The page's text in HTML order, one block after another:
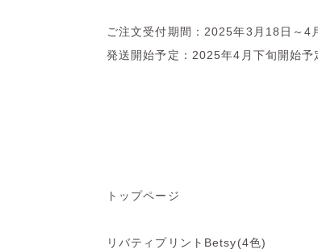
ご注文受付期間：2025年3月18日～4
発送開始予定：2025年4月下旬開始予
トップページ
リバティプリントBetsy(4色)